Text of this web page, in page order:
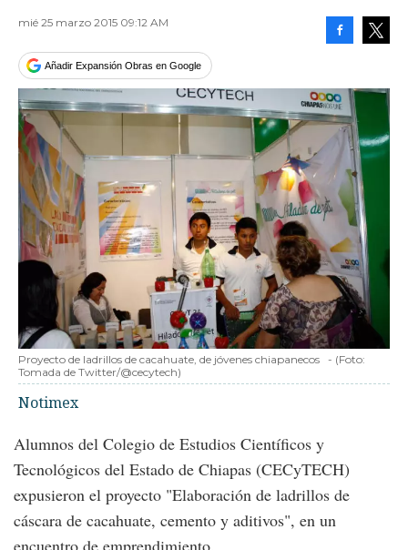
mié 25 marzo 2015 09:12 AM
Añadir Expansión Obras en Google
Proyecto de ladrillos de cacahuate, de jóvenes chiapanecos - (Foto:
Tomada de Twitter/@cecytech)
Notimex
Alumnos del Colegio de Estudios Científicos y
Tecnológicos del Estado de Chiapas (CECyTECH)
expusieron el proyecto "Elaboración de ladrillos de
cáscara de cacahuate, cemento y aditivos", en un
encuentro de emprendimiento.